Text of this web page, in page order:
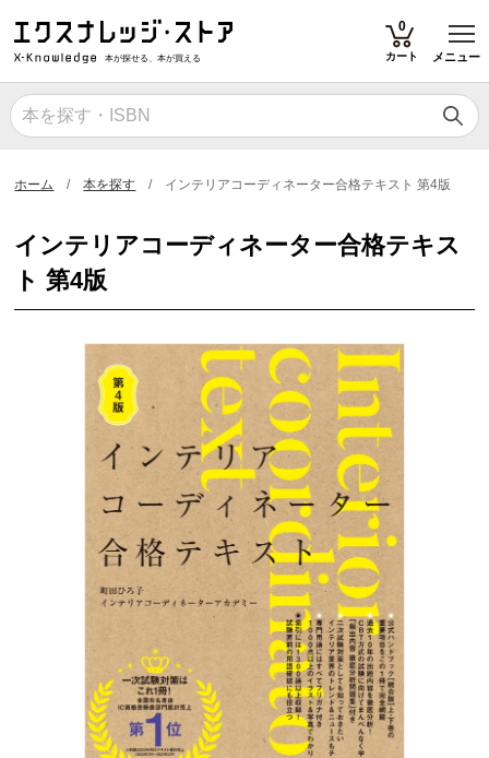
本が探せる、本が買える
0
カート メニュー
ホーム 本を探す インテリアコーディネーター合格テキスト 第4版
インテリアコーディネーター合格テキス
ト 第4版